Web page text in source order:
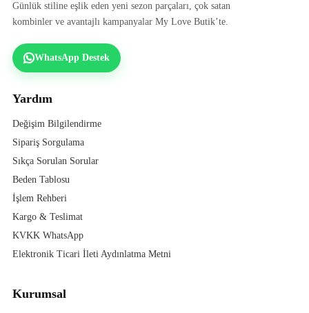
Günlük stiline eşlik eden yeni sezon parçaları, çok satan
kombinler ve avantajlı kampanyalar My Love Butik’te.
WhatsApp Destek
Yardım
Değişim Bilgilendirme
Sipariş Sorgulama
Sıkça Sorulan Sorular
Beden Tablosu
İşlem Rehberi
Kargo & Teslimat
KVKK WhatsApp
Elektronik Ticari İleti Aydınlatma Metni
Kurumsal